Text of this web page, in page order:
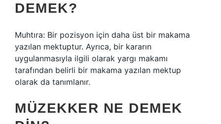
DEMEK?
Muhtıra: Bir pozisyon için daha üst bir makama
yazılan mektuptur. Ayrıca, bir kararın
uygulanmasıyla ilgili olarak yargı makamı
tarafından belirli bir makama yazılan mektup
olarak da tanımlanır.
MÜZEKKER NE DEMEK